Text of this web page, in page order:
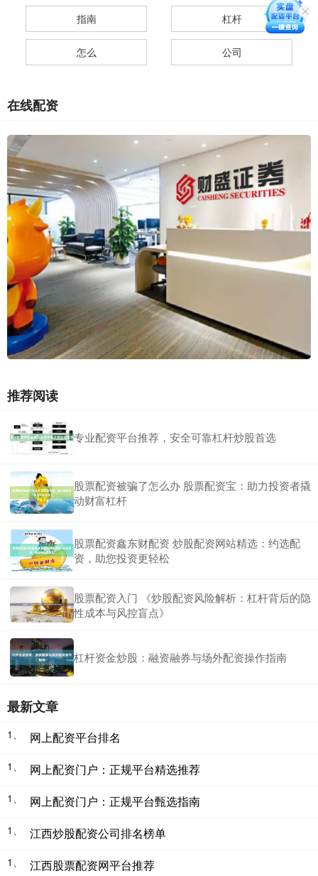
指南 杠杆
怎么 公司
在线配资
推荐阅读
专业配资平台推荐，安全可靠杠杆炒股首选
股票配资被骗了怎么办 股票配资宝：助力投资者撬
动财富杠杆
股票配资鑫东财配资 炒股配资网站精选：约选配
资，助您投资更轻松
股票配资入门 《炒股配资风险解析：杠杆背后的隐
性成本与风控盲点》
杠杆资金炒股：融资融券与场外配资操作指南
最新文章
1、 网上配资平台排名
1、 网上配资门户：正规平台精选推荐
1、 网上配资门户：正规平台甄选指南
1、 江西炒股配资公司排名榜单
1、 江西股票配资网平台推荐